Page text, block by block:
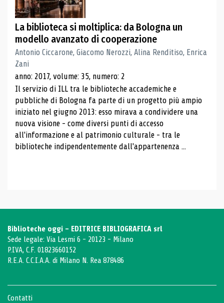
La biblioteca si moltiplica: da Bologna un
modello avanzato di cooperazione
Antonio Ciccarone, Giacomo Nerozzi, Alina Renditiso, Enrica
Zani
anno: 2017, volume: 35, numero: 2
Il servizio di ILL tra le biblioteche accademiche e
pubbliche di Bologna fa parte di un progetto più ampio
iniziato nel giugno 2013: esso mirava a condividere una
nuova visione - come diversi punti di accesso
all'informazione e al patrimonio culturale - tra le
biblioteche indipendentemente dall'appartenenza ...
Biblioteche oggi - EDITRICE BIBLIOGRAFICA srl
Sede legale: Via Lesmi 6 - 20123 - Milano
P.IVA, C.F. 01823660152
R.E.A. C.C.I.A.A. di Milano N. Rea 878486
Contatti